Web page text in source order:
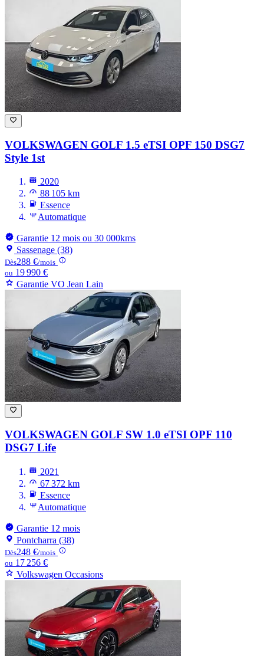
VOLKSWAGEN GOLF 1.5 eTSI OPF 150 DSG7
Style 1st
2020
88 105 km
Essence
Automatique
Garantie 12 mois ou 30 000kms
Sassenage (38)
Dès288 €/mois
ou 19 990 €
Garantie VO Jean Lain
VOLKSWAGEN GOLF SW 1.0 eTSI OPF 110
DSG7 Life
2021
67 372 km
Essence
Automatique
Garantie 12 mois
Pontcharra (38)
Dès248 €/mois
ou 17 256 €
Volkswagen Occasions